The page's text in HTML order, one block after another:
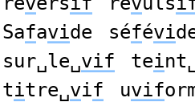
Safavide séfévi
sur␣le␣vif tei
titre␣vif uvif